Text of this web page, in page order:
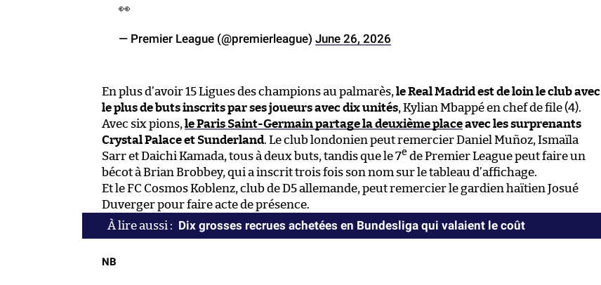
👀
— Premier League (@premierleague) June 26, 2026
En plus d’avoir 15 Ligues des champions au palmarès, le Real Madrid est de loin le club avec
le plus de buts inscrits par ses joueurs avec dix unités, Kylian Mbappé en chef de file (4).
Avec six pions, le Paris Saint-Germain partage la deuxième placeavec les surprenants
Crystal Palace et Sunderland. Le club londonien peut remercier Daniel Muñoz, Ismaïla
Sarr et Daichi Kamada, tous à deux buts, tandis que le 7e de Premier League peut faire un
bécot à Brian Brobbey, qui a inscrit trois fois son nom sur le tableau d’affichage.
Et le FC Cosmos Koblenz, club de D5 allemande, peut remercier le gardien haïtien Josué
Duverger pour faire acte de présence.
Dix grosses recrues achetées en Bundesliga qui valaient le coût
NB